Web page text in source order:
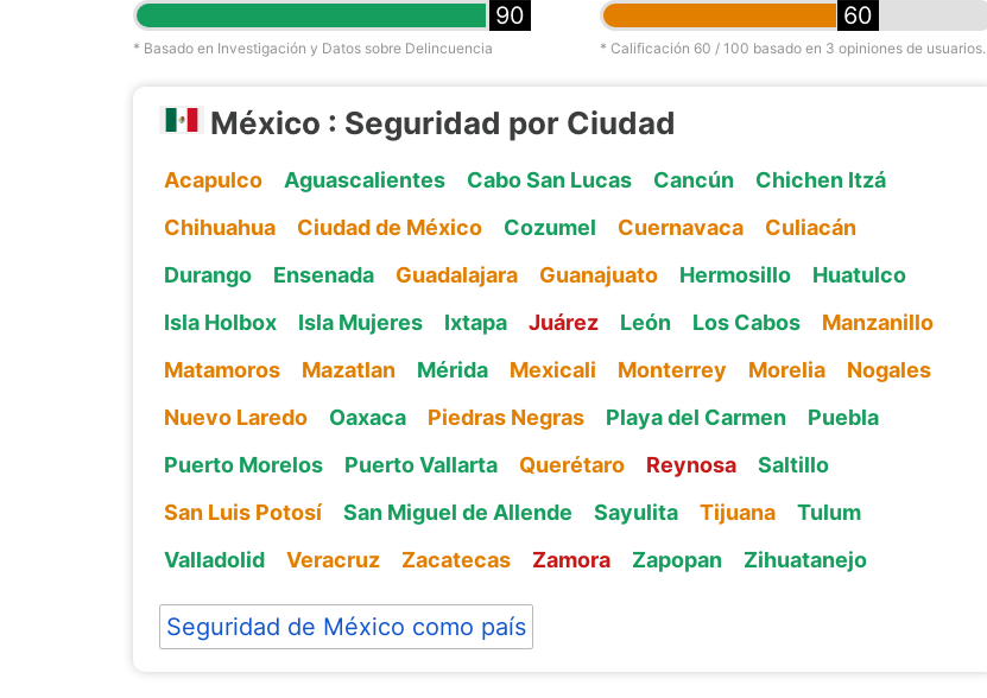
90
* Basado en Investigación y Datos sobre Delincuencia
60
* Calificación 60 / 100 basado en 3 opiniones de usuarios.
México : Seguridad por Ciudad
Acapulco Aguascalientes Cabo San Lucas Cancún
Chichen Itzá
Chihuahua
Ciudad de México Cozumel Cuernavaca
Culiacán
Durango
Ensenada Guadalajara Guanajuato Hermosillo
Huatulco
Isla Holbox
Isla Mujeres Ixtapa Juárez León Los Cabos
Manzanillo
Matamoros
Mazatlan Mérida Mexicali Monterrey Morelia
Nogales
Nuevo Laredo
Oaxaca Piedras Negras Playa del Carmen
Puebla
Puerto Morelos
Puerto Vallarta Querétaro Reynosa
Saltillo
San Luis Potosí
San Miguel de Allende Sayulita Tijuana
Tulum
Valladolid
Veracruz Zacatecas Zamora Zapopan Zihuatanejo
Seguridad de México como país